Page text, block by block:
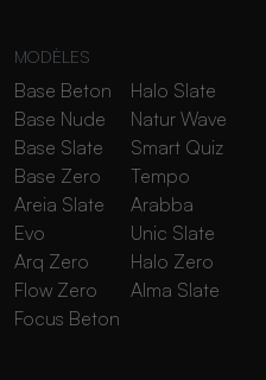
MODÈLES
Base Beton
Base Nude
Base Slate
Base Zero
Areia Slate
Evo
Arq Zero
Flow Zero
Focus Beton
Halo Slate
Natur Wave
Smart Quiz
Tempo
Arabba
Unic Slate
Halo Zero
Alma Slate